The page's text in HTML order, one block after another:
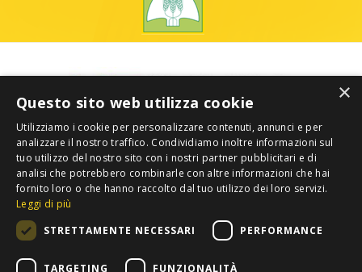
×
Questo sito web utilizza cookie
Utilizziamo i cookie per personalizzare contenuti, annunci e per
analizzare il nostro traffico. Condividiamo inoltre informazioni sul
tuo utilizzo del nostro sito con i nostri partner pubblicitari e di
analisi che potrebbero combinarle con altre informazioni che hai
fornito loro o che hanno raccolto dal tuo utilizzo dei loro servizi.
Leggi di più
STRETTAMENTE NECESSARI
PERFORMANCE
TARGETING FUNZIONALITÀ